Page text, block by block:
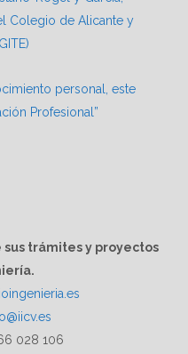
Colegio de Alicante y
personal, este
Profesional”
sus trámites y proyectos
028 106